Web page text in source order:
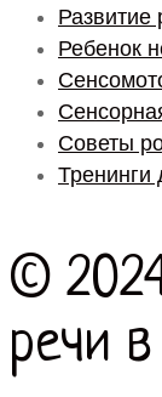
Развитие
Ребенок
Советы
Тренинги
©
речи